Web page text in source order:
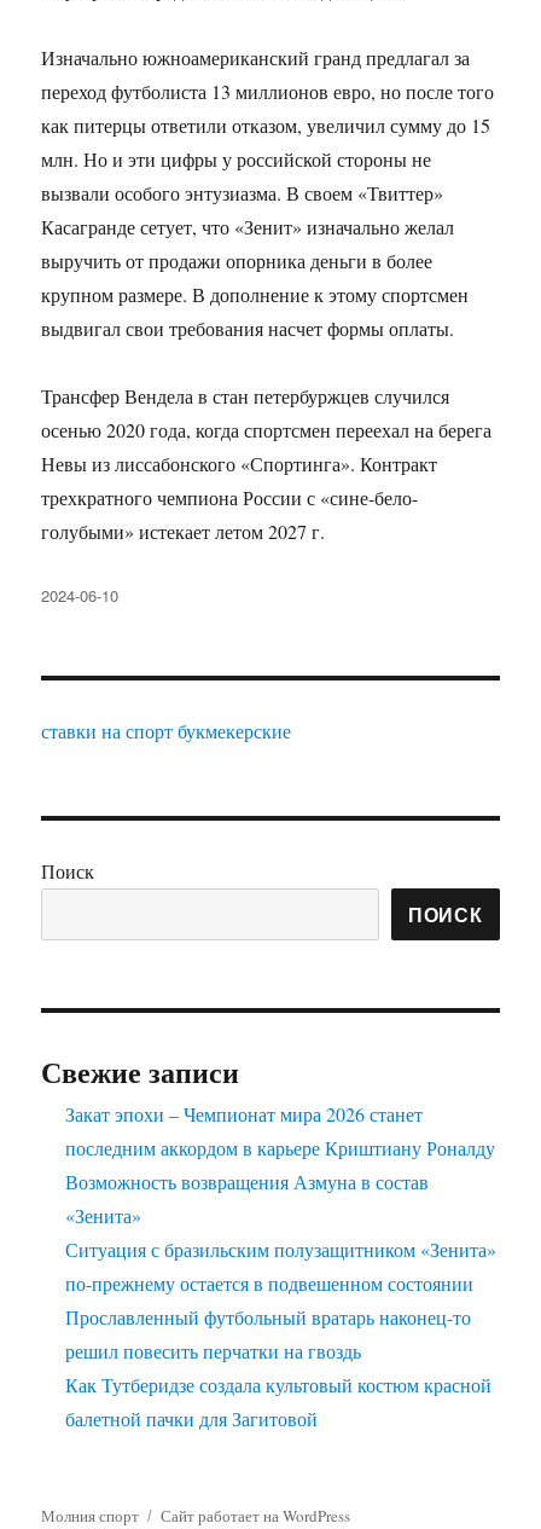
Изначально южноамериканский гранд предлагал за
переход футболиста 13 миллионов евро, но после того
как питерцы ответили отказом, увеличил сумму до 15
млн. Но и эти цифры у российской стороны не
вызвали особого энтузиазма. В своем «Твиттер»
Касагранде сетует, что «Зенит» изначально желал
выручить от продажи опорника деньги в более
крупном размере. В дополнение к этому спортсмен
выдвигал свои требования насчет формы оплаты.
Трансфер Вендела в стан петербуржцев случился
осенью 2020 года, когда спортсмен переехал на берега
Невы из лиссабонского «Спортинга». Контракт
трехкратного чемпиона России с «сине-бело-
голубыми» истекает летом 2027 г.
Опубликовано
2024-06-10
ставки на спорт букмекерские
Поиск
ПОИСК
Свежие записи
Закат эпохи – Чемпионат мира 2026 станет
последним аккордом в карьере Криштиану Роналду
Возможность возвращения Азмуна в состав
«Зенита»
Ситуация с бразильским полузащитником «Зенита»
по-прежнему остается в подвешенном состоянии
Прославленный футбольный вратарь наконец-то
решил повесить перчатки на гвоздь
Как Тутберидзе создала культовый костюм красной
балетной пачки для Загитовой
Молния спорт Сайт работает на WordPress